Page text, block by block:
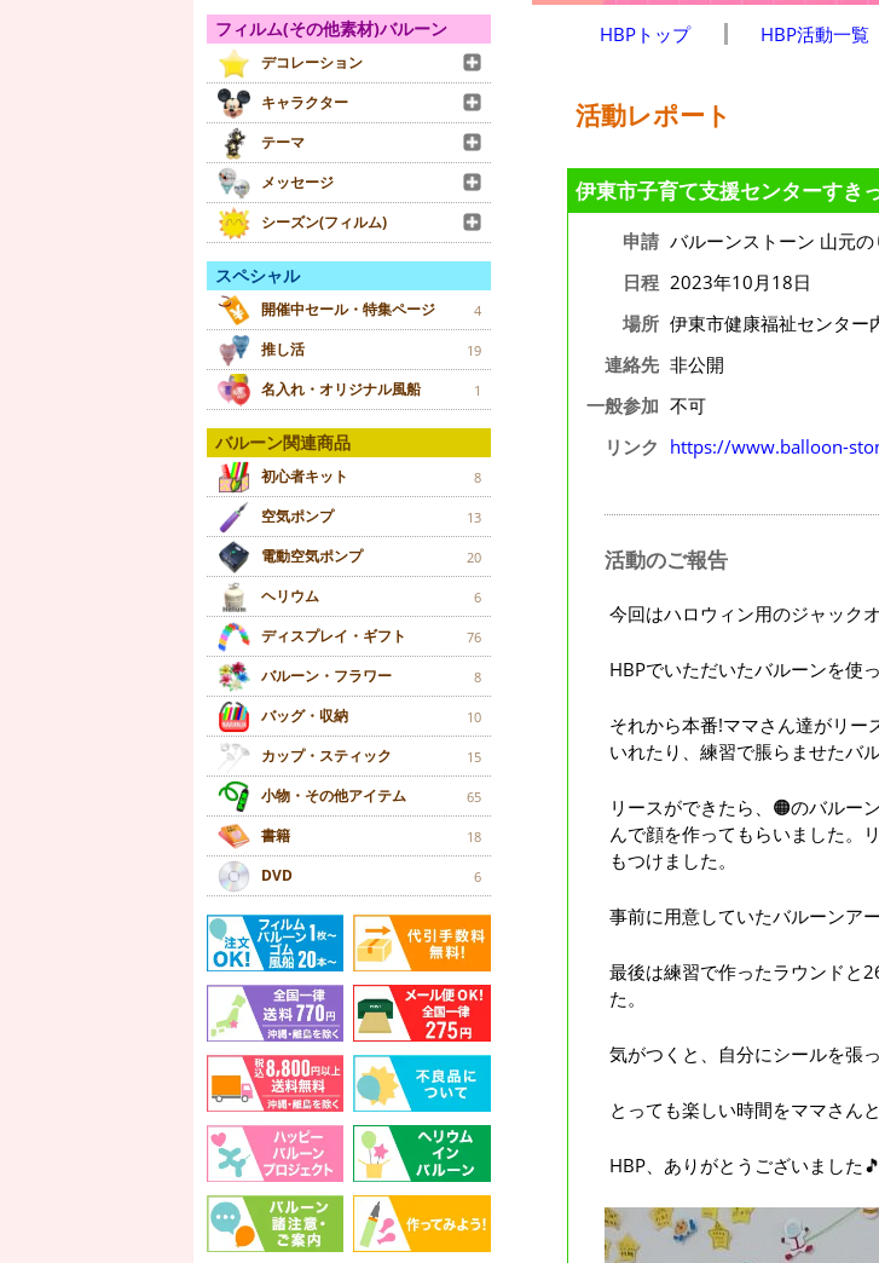
フィルム(その他素材)バルーン
デコレーション
キャラクター
テーマ
メッセージ
シーズン(フィルム)
スペシャル
開催中セール・特集ページ 4
推し活 19
名入れ・オリジナル風船 1
バルーン関連商品
初心者キット 8
空気ポンプ 13
電動空気ポンプ 20
ヘリウム 6
ディスプレイ・ギフト 76
バルーン・フラワー 8
バッグ・収納 10
カップ・スティック 15
小物・その他アイテム 65
書籍 18
DVD 6
HBPトップ HBP活動一覧
活動レポート
伊東市子育て支援センターすき
申請 バルーンストーン 山元の
日程 2023年10月18日
場所 伊東市健康福祉センター
連絡先 非公開
一般参加 不可
リンク https://www.balloon-
活動のご報告
今回はハロウィン用のジャック
HBPでいただいたバルーンを使
それから本番!ママさん達がリー
いれたり、練習で脹らませたバ
リースができたら、🟠のバルー
んで顔を作ってもらいました。
もつけました。
事前に用意していたバルーンア
最後は練習で作ったラウンドと
た。
気がつくと、自分にシールを張
とっても楽しい時間をママさん
HBP、ありがとうございました🎵